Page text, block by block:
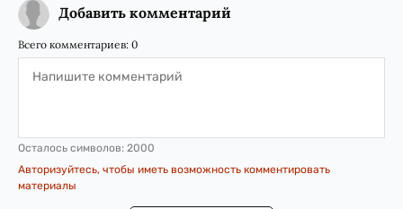
Добавить комментарий
Всего комментариев: 0
Осталось символов: 2000
Авторизуйтесь, чтобы иметь возможность комментировать
материалы